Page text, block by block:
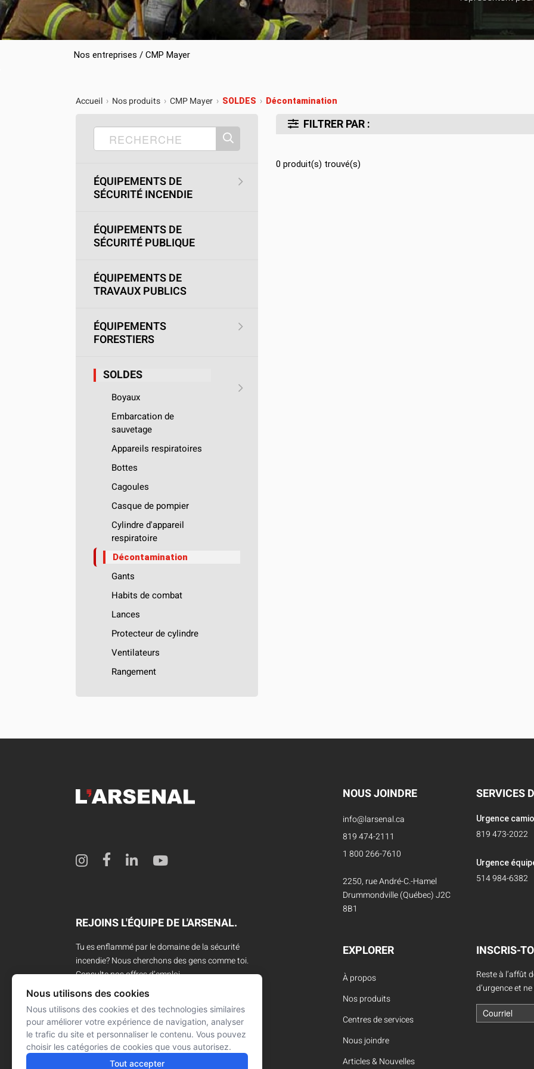
Camions en inventaire usagés
Demande de retour ou d’échange
Démonstration d’équipements
INSPECTION D’ÉCHELLES
CERTIFIÉES NFPA
Location d’habit de combat
Nos entreprises / CMP Mayer
Accueil › Nos produits › CMP Mayer › SOLDES › Décontamination
ÉQUIPEMENTS DE
SÉCURITÉ INCENDIE
ÉQUIPEMENTS DE
SÉCURITÉ PUBLIQUE
ÉQUIPEMENTS DE
TRAVAUX PUBLICS
ÉQUIPEMENTS
FORESTIERS
SOLDES
Boyaux
Embarcation de
sauvetage
Appareils respiratoires
Bottes
Cagoules
Casque de pompier
Cylindre d'appareil
respiratoire
Décontamination
Gants
Habits de combat
Lances
Protecteur de cylindre
Ventilateurs
Rangement
FILTRER PAR :
0 produit(s) trouvé(s)
REJOINS L'ÉQUIPE DE L'ARSENAL.
Tu es enflammé par le domaine de la sécurité
incendie? Nous cherchons des gens comme toi.
Consulte nos offres d’emploi.
CARRIÈRES
NOUS JOINDRE
info@larsenal.ca
819 474-2111
1 800 266-7610
2250, rue André-C.-Hamel
Drummondville (Québec) J2C
8B1
SERVICES
Urgence
819 473-2022
Urgence
514 984-6382
EXPLORER
À propos
Nos produits
Centres de services
Nous joindre
Articles & Nouvelles
INSCRIS-
Reste à l’affût
d’urgence et
Nous utilisons des cookies
Nous utilisons des cookies et des technologies similaires
pour améliorer votre expérience de navigation, analyser
le trafic du site et personnaliser le contenu. Vous pouvez
choisir les catégories de cookies que vous autorisez.
Tout accepter